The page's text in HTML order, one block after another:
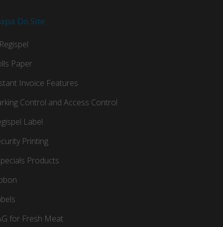
Do Site
Paper
Invoice Features
Control and Access Control
Label
Printing
Products
for Fresh Meat